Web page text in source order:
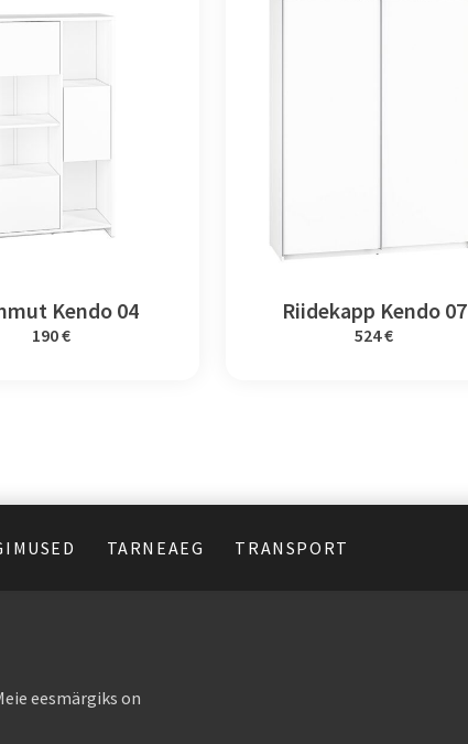
Kendo 04
190 €
Riidekapp Kendo 07
524 €
TARNEAEG TRANSPORT
eesmärgiks on